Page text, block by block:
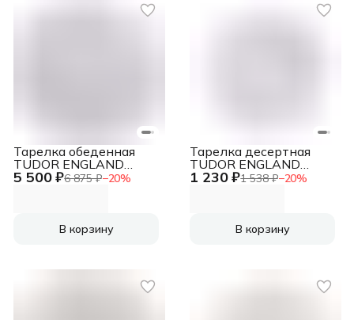
5 500 ₽6 875 ₽−20%
Тарелка обеденная
TUDOR ENGLAND
Royal Sutton 26 см
В корзину
1 230 ₽1 538 ₽−20%
Тарелка десертная
TUDOR ENGLAND
Royal Sutton 20 см
В корзину